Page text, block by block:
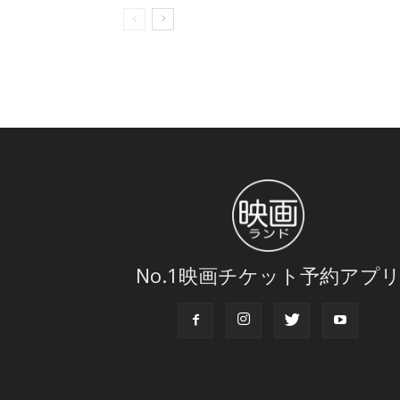
No.1映画チケット予約アプリ